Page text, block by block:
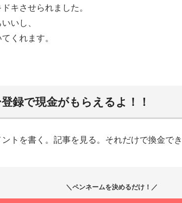
キさせられました。
いし、
くれます。
録で現金がもらえるよ！！
トを書く。記事を見る。それだけで換金で
＼ペンネームを決めるだけ！／